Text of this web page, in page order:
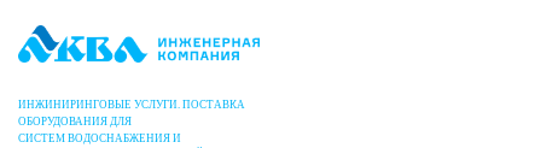
ИНЖИНИРИНГОВЫЕ УСЛУГИ. ПОСТАВКА
ОБОРУДОВАНИЯ ДЛЯ
СИСТЕМ ВОДОСНАБЖЕНИЯ И
Главная Продукция Насосы